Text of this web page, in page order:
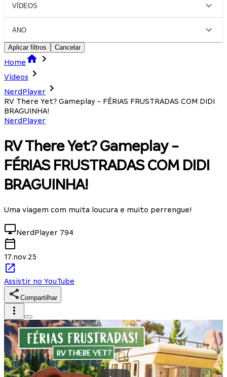
VÍDEOS
ANO
Aplicar filtros Cancelar
Home
Vídeos
NerdPlayer
RV There Yet? Gameplay - FÉRIAS FRUSTRADAS COM DIDI
BRAGUINHA!
NerdPlayer
RV There Yet? Gameplay -
FÉRIAS FRUSTRADAS COM DIDI
BRAGUINHA!
Uma viagem com muita loucura e muito perrengue!
NerdPlayer 794
17.nov.25
Assistir no YouTube
Compartilhar